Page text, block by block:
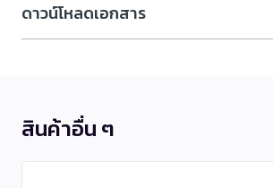
ดาวน์โหลดเอกสาร
สินค้าอื่น ๆ